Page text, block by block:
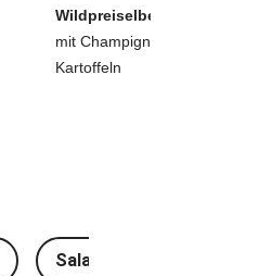
Wildpreiselbeer-Soße
mit Champignons und roten
Kartoffeln
Salat Rezepte